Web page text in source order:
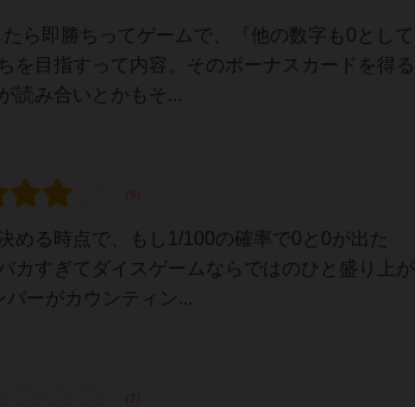
ら即勝ちってゲームで、『他の数字も0として
を目指すって内容。そのボーナスカードを得る
読み合いとかもそ...
る時点で、もし1/100の確率で0と0が出た
カすぎてダイスゲームならではのひと盛り上が
ーがカウンティン...